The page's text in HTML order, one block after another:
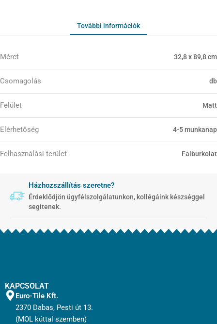
További információk
Méret 32,8 x 89,8 cm
Csomagolás db
Felület Matt
Elérhetőség 4-5 munkanap
Felhasználási terület Falburkolat
Házhozszállítás szeretne?
Érdeklődjön ügyfélszolgálatunkon, kollégáink készséggel
segítenek.
KAPCSOLAT
Euro-Tile Kft.
2370 Dabas, Pesti út 13.
(MOL kúttal szemben)